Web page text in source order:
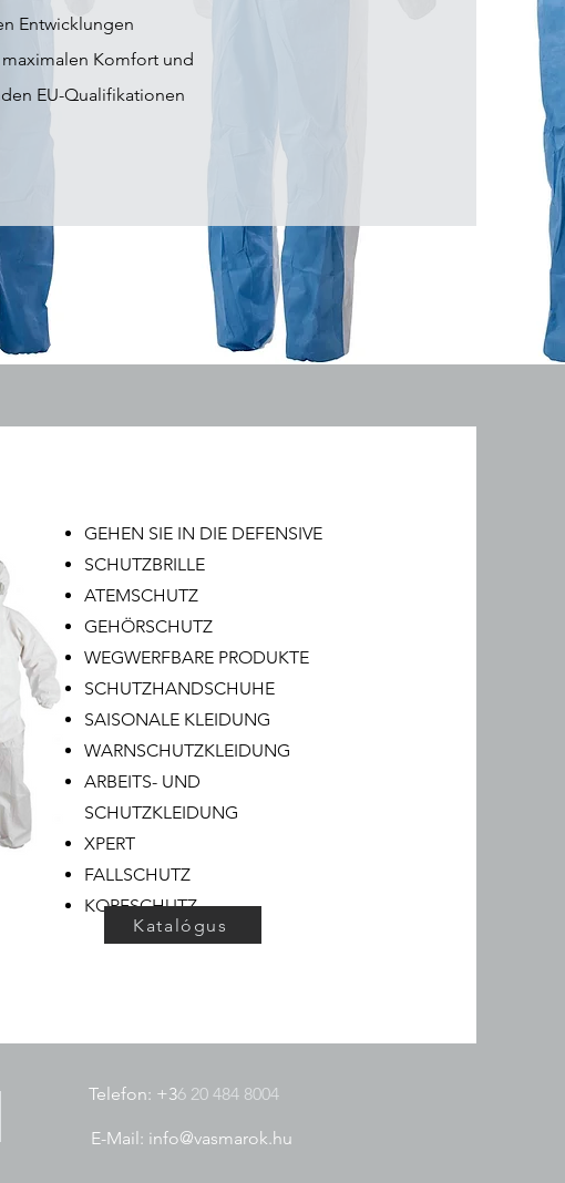
Entwicklungen
Komfort und
EU-Qualifikationen
GEHEN SIE IN DIE DEFENSIVE
SCHUTZBRILLE
ATEMSCHUTZ
GEHÖRSCHUTZ
WEGWERFBARE PRODUKTE
SCHUTZHANDSCHUHE
SAISONALE KLEIDUNG
WARNSCHUTZKLEIDUNG
ARBEITS- UND
SCHUTZKLEIDUNG
XPERT
FALLSCHUTZ
KOPFSCHUTZ
Katalógus
Telefon: +36 20 484 8004
E-Mail: info@vasmarok.hu